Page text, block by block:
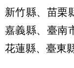
新竹縣、苗栗
嘉義縣、臺南
花蓮縣、臺東